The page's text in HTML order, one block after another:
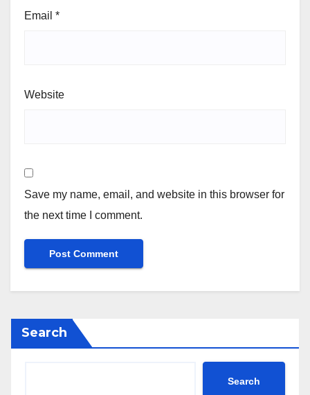
Email *
Website
Save my name, email, and website in this browser for
the next time I comment.
Search
Search